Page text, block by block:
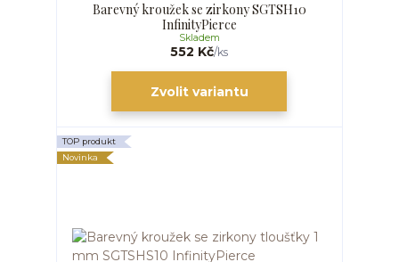
Barevný kroužek se zirkony SGTSH10
InfinityPierce
552 Kč/ks
Skladem
Zvolit variantu
TOP produkt
Novinka